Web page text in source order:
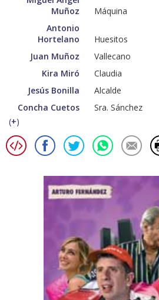
Muñoz
Máquina
Antonio
Hortelano
Huesitos
Juan Muñoz
Vallecano
Kira Miró
Claudia
Jesús Bonilla
Alcalde
Concha Cuetos
Sra. Sánchez
(+)